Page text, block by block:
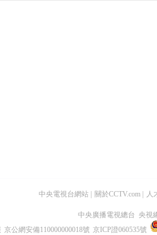
中央電視台網站 關於CCTV.com 人
中央廣播電視總台 央視
京公網安備110000000018號 京ICP證060535號